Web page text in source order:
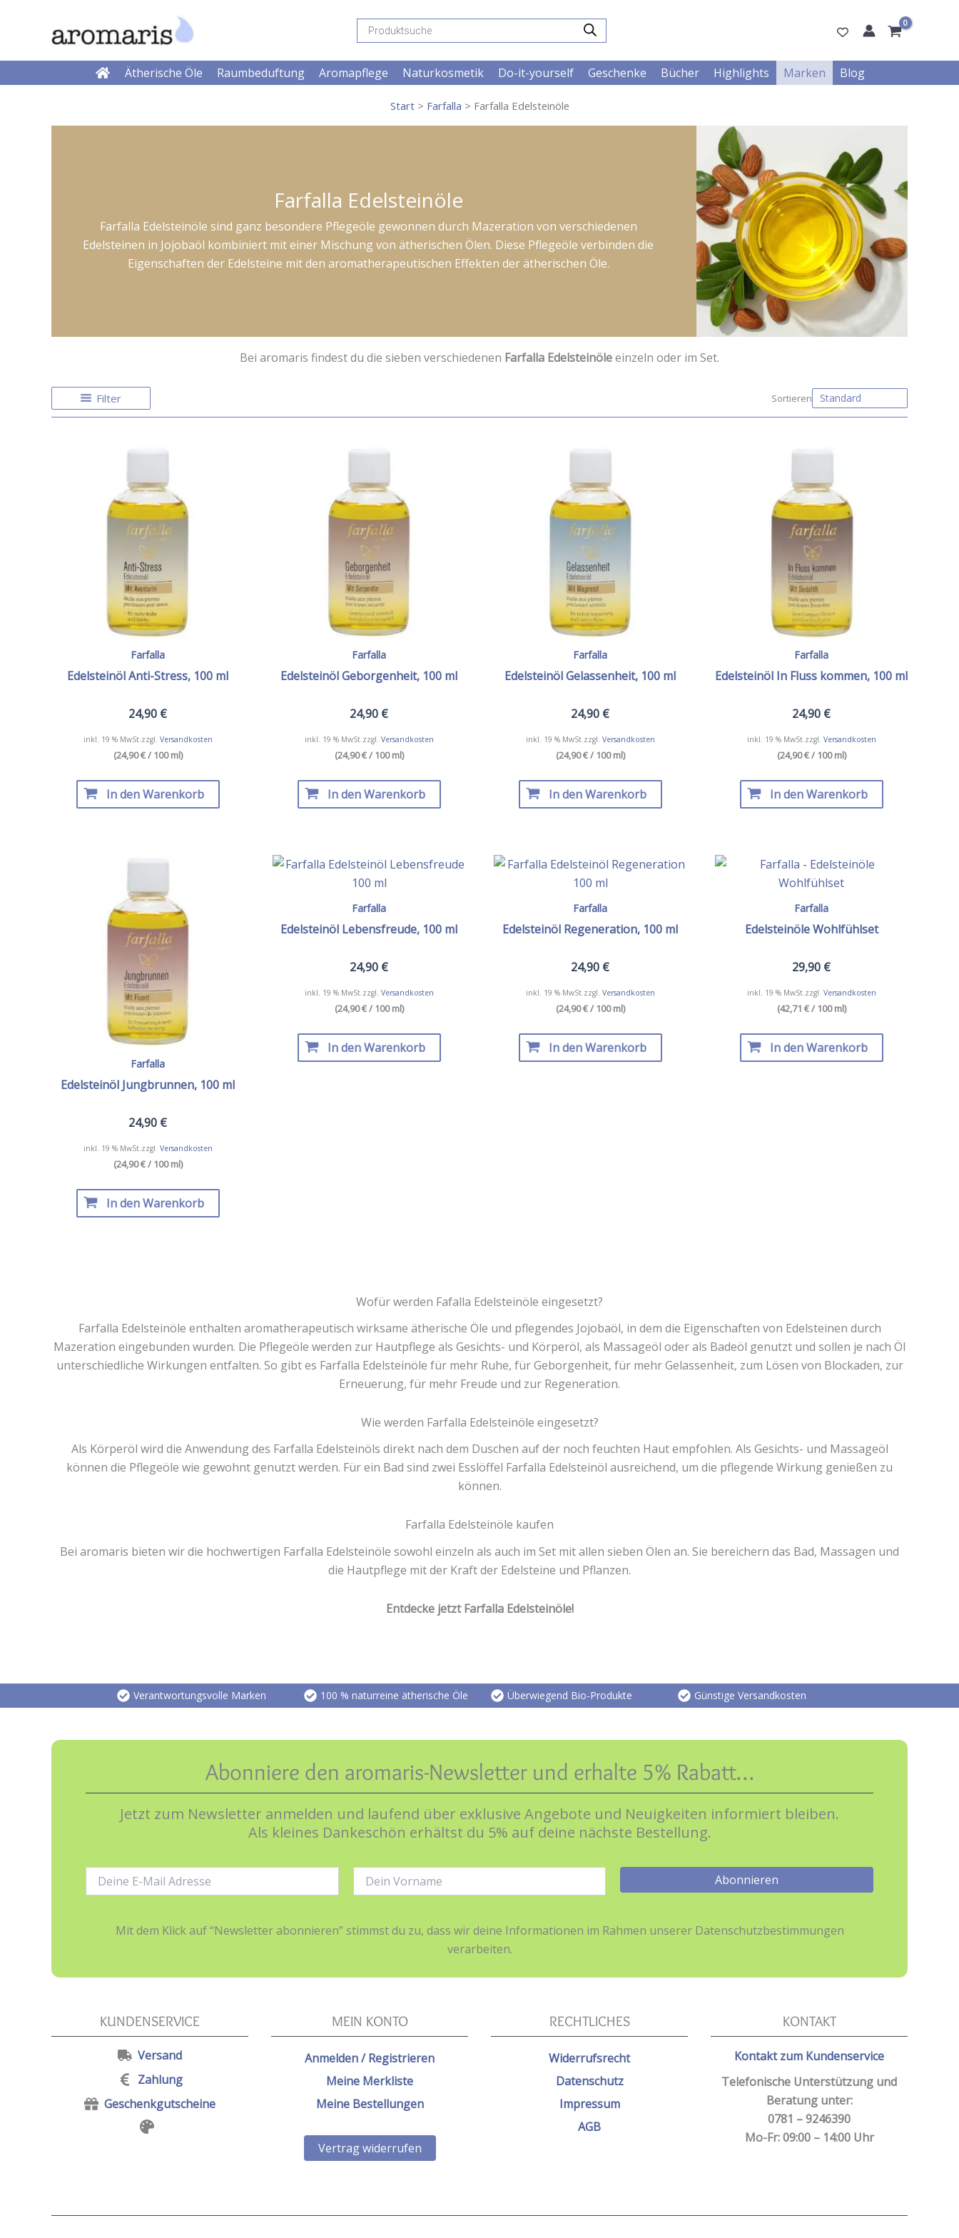
Products
search
Ätherische Öle Raumbeduftung Aromapflege Naturkosmetik Do-it-yourself Geschenke Bücher Highlights Marken Blog
Start> Farfalla > Farfalla Edelsteinöle
Farfalla Edelsteinöle
Farfalla Edelsteinöle sind ganz besondere Pflegeöle gewonnen durch Mazeration von verschiedenen
Edelsteinen in Jojobaöl kombiniert mit einer Mischung von ätherischen Ölen. Diese Pflegeöle verbinden die
Eigenschaften der Edelsteine mit den aromatherapeutischen Effekten der ätherischen Öle.
Bei aromaris findest du die sieben verschiedenen Farfalla Edelsteinöleeinzeln oder im Set.
Filter
Farfalla
Edelsteinöl Anti-Stress, 100 ml
24,90 €
inkl. 19 % MwSt.zzgl. Versandkosten
(24,90 € / 100 ml)
In den Warenkorb
Farfalla
Edelsteinöl Geborgenheit, 100 ml
24,90 €
inkl. 19 % MwSt.zzgl. Versandkosten
(24,90 € / 100 ml)
In den Warenkorb
Farfalla
Edelsteinöl Gelassenheit, 100 ml
24,90 €
inkl. 19 % MwSt.zzgl. Versandkosten
(24,90 € / 100 ml)
In den Warenkorb
Farfalla
Edelsteinöl In Fluss kommen, 100 ml
24,90 €
inkl. 19 % MwSt.zzgl. Versandkosten
(24,90 € / 100 ml)
In den Warenkorb
Farfalla
Edelsteinöl Jungbrunnen, 100 ml
24,90 €
inkl. 19 % MwSt.zzgl. Versandkosten
(24,90 € / 100 ml)
In den Warenkorb
Farfalla
Edelsteinöl Lebensfreude, 100 ml
24,90 €
inkl. 19 % MwSt.zzgl. Versandkosten
(24,90 € / 100 ml)
In den Warenkorb
Farfalla
Edelsteinöl Regeneration, 100 ml
24,90 €
inkl. 19 % MwSt.zzgl. Versandkosten
(24,90 € / 100 ml)
In den Warenkorb
Farfalla
Edelsteinöle Wohlfühlset
29,90 €
inkl. 19 % MwSt.zzgl. Versandkosten
(42,71 € / 100 ml)
In den Warenkorb
Wofür werden Fafalla Edelsteinöle eingesetzt?
Farfalla Edelsteinöle enthalten aromatherapeutisch wirksame ätherische Öle und pflegendes Jojobaöl, in dem die Eigenschaften von Edelsteinen durch
Mazeration eingebunden wurden. Die Pflegeöle werden zur Hautpflege als Gesichts- und Körperöl, als Massageöl oder als Badeöl genutzt und sollen je nach Öl
unterschiedliche Wirkungen entfalten. So gibt es Farfalla Edelsteinöle für mehr Ruhe, für Geborgenheit, für mehr Gelassenheit, zum Lösen von Blockaden, zur
Erneuerung, für mehr Freude und zur Regeneration.
Wie werden Farfalla Edelsteinöle eingesetzt?
Als Körperöl wird die Anwendung des Farfalla Edelsteinöls direkt nach dem Duschen auf der noch feuchten Haut empfohlen. Als Gesichts- und Massageöl
können die Pflegeöle wie gewohnt genutzt werden. Für ein Bad sind zwei Esslöffel Farfalla Edelsteinöl ausreichend, um die pflegende Wirkung genießen zu
können.
Farfalla Edelsteinöle kaufen
Bei aromaris bieten wir die hochwertigen Farfalla Edelsteinöle sowohl einzeln als auch im Set mit allen sieben Ölen an. Sie bereichern das Bad, Massagen und
die Hautpflege mit der Kraft der Edelsteine und Pflanzen.
Entdecke jetzt Farfalla Edelsteinöle!
Verantwortungsvolle Marken 100 % naturreine ätherische Öle Überwiegend Bio-Produkte Günstige Versandkosten
Abonniere den aromaris-Newsletter und erhalte 5% Rabatt…
Jetzt zum Newsletter anmelden und laufend über exklusive Angebote und Neuigkeiten informiert bleiben.
Als kleines Dankeschön erhältst du 5% auf deine nächste Bestellung.
Mail-
Mit dem Klick auf “Newsletter abonnieren” stimmst du zu, dass wir deine Informationen im Rahmen unserer Datenschutzbestimmungen
verarbeiten.
KUNDENSERVICE
Versand
Zahlung
Geschenkgutscheine
MEIN KONTO
Anmelden / Registrieren
Meine Merkliste
Meine Bestellungen
Vertrag widerrufen
RECHTLICHES
Widerrufsrecht
Datenschutz
Impressum
AGB
KONTAKT
Kontakt zum Kundenservice
Telefonische Unterstützung und
Beratung unter:
0781 – 9246390
Mo-Fr: 09:00 – 14:00 Uhr